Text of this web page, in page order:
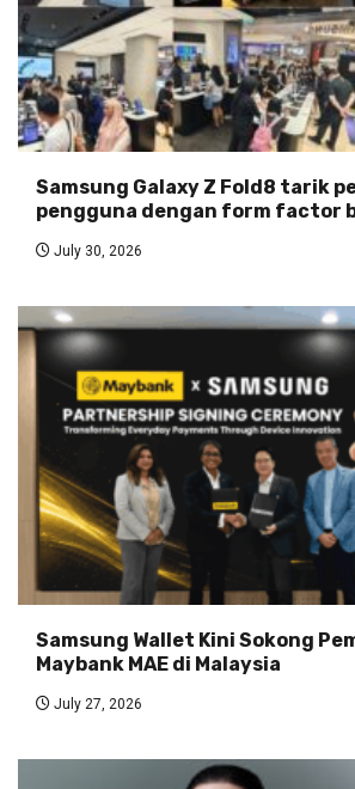
Samsung Galaxy Z Fold8 tarik
pengguna dengan form factor
July 30, 2026
Samsung Wallet Kini Sokong
Maybank MAE di Malaysia
July 27, 2026